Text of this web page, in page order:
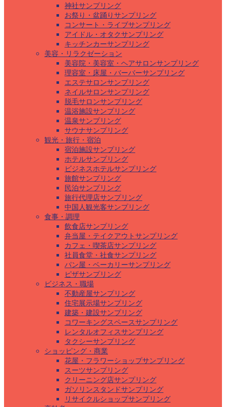
神社サンプリング
お祭り・盆踊りサンプリング
コンサート・ライブサンプリング
アイドル・オタクサンプリング
キッチンカーサンプリング
美容・リラクゼーション
美容院・美容室・ヘアサロンサンプリング
理容室・床屋・バーバーサンプリング
エステサロンサンプリング
ネイルサロンサンプリング
脱毛サロンサンプリング
温浴施設サンプリング
温泉サンプリング
サウナサンプリング
観光・旅行・宿泊
宿泊施設サンプリング
ホテルサンプリング
ビジネスホテルサンプリング
旅館サンプリング
民泊サンプリング
旅行代理店サンプリング
中国人観光客サンプリング
食事・調理
飲食店サンプリング
弁当屋・テイクアウトサンプリング
カフェ・喫茶店サンプリング
社員食堂・社食サンプリング
パン屋・ベーカリーサンプリング
ピザサンプリング
ビジネス・職場
不動産屋サンプリング
住宅展示場サンプリング
建築・建設サンプリング
コワーキングスペースサンプリング
レンタルオフィスサンプリング
タクシーサンプリング
ショッピング・商業
花屋・フラワーショップサンプリング
スーツサンプリング
クリーニング店サンプリング
ガソリンスタンドサンプリング
リサイクルショップサンプリング